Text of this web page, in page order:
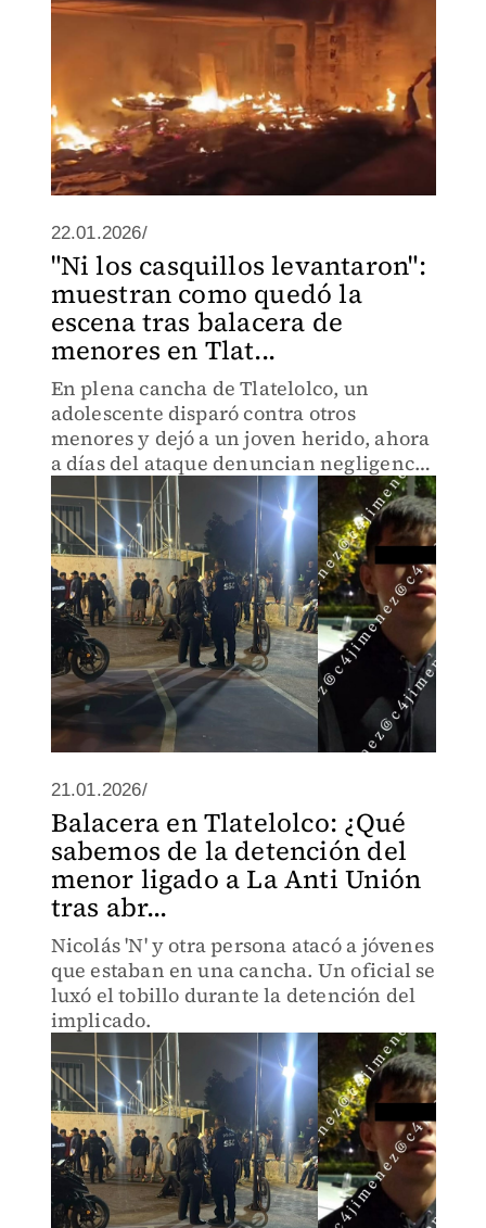
22.01.2026/
"Ni los casquillos levantaron":
muestran como quedó la
escena tras balacera de
menores en Tlat...
En plena cancha de Tlatelolco, un
adolescente disparó contra otros
menores y dejó a un joven herido, ahora
a días del ataque denuncian negligencia
en la escena del crimen.
21.01.2026/
Balacera en Tlatelolco: ¿Qué
sabemos de la detención del
menor ligado a La Anti Unión
tras abr...
Nicolás 'N' y otra persona atacó a jóvenes
que estaban en una cancha. Un oficial se
luxó el tobillo durante la detención del
implicado.